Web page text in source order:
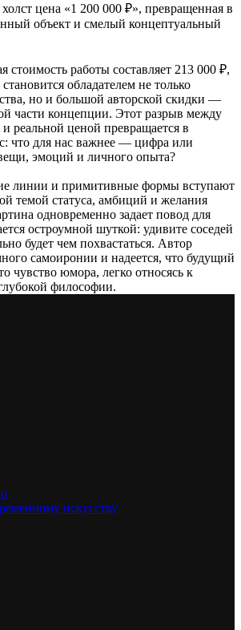
цена «1 200 000 ₽», превращенная в
объект и смелый концептуальный
стоимость работы составляет 213 000 ₽,
обладателем не только
но и большой авторской скидки —
части концепции. Этот разрыв между
реальной ценой превращается в
что для нас важнее — цифра или
эмоций и личного опыта?
линии и примитивные формы вступают
темой статуса, амбиций и желания
одновременно задает повод для
остроумной шуткой: удивите соседей
будет чем похвастаться. Автор
самоиронии и надеется, что будущий
чувство юмора, легко относясь к
философии.
искусству